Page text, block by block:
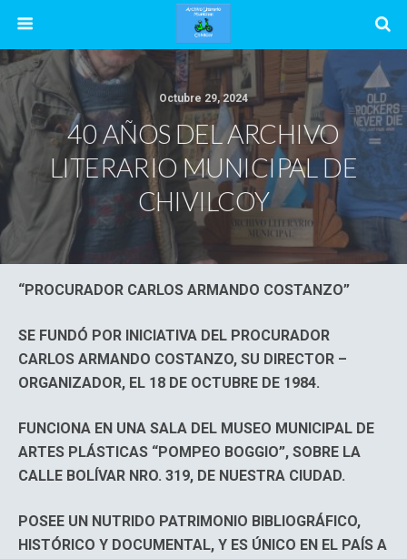
Octubre 29, 2024
40 AÑOS DEL ARCHIVO
LITERARIO MUNICIPAL DE
CHIVILCOY
“PROCURADOR CARLOS ARMANDO COSTANZO”
SE FUNDÓ POR INICIATIVA DEL PROCURADOR
CARLOS ARMANDO COSTANZO, SU DIRECTOR –
ORGANIZADOR, EL 18 DE OCTUBRE DE 1984.
FUNCIONA EN UNA SALA DEL MUSEO MUNICIPAL DE
ARTES PLÁSTICAS “POMPEO BOGGIO”, SOBRE LA
CALLE BOLÍVAR NRO. 319, DE NUESTRA CIUDAD.
POSEE UN NUTRIDO PATRIMONIO BIBLIOGRÁFICO,
HISTÓRICO Y DOCUMENTAL, Y ES ÚNICO EN EL PAÍS A